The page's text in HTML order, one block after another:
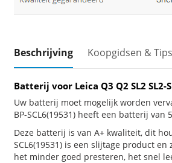
Beschrijving Koopgidsen & Tips
Batterij voor Leica Q3 Q2 SL2 SL2-
Uw batterij moet mogelijk worden
BP-SCL6(19531) heeft een batterij van
Deze batterij is van A+ kwaliteit, dit
SCL6(19531) is een slijtage product
het minder goed presteren, het snel